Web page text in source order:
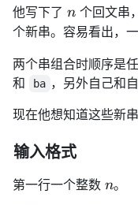
失
败，
可
能
会
导
文
的
学
他写下了 n
n 个回文串
个新串。容易看出，
两个串组合时顺序是
和 ba ，另外自己和
现在他想知道这些新
输入格式
第一行一个整数 n
n。